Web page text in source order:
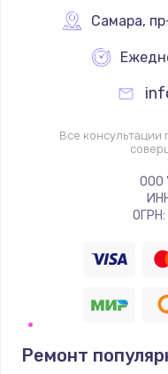
Самара,
Все
ООО
Ремонт